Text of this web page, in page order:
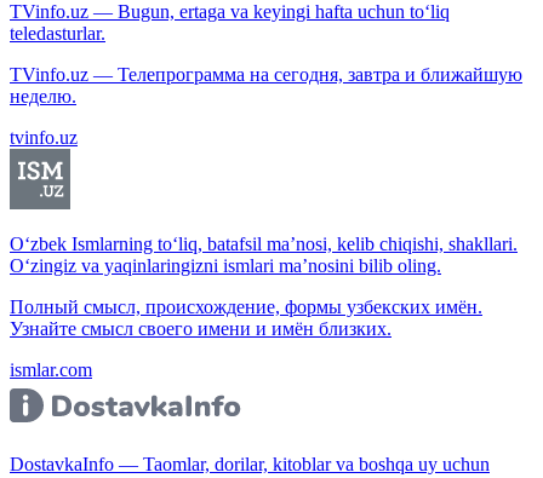
TVinfo.uz — Bugun, ertaga va keyingi hafta uchun to‘liq
teledasturlar.
TVinfo.uz — Телепрограмма на сегодня, завтра и ближайшую
неделю.
tvinfo.uz
O‘zbek Ismlarning to‘liq, batafsil ma’nosi, kelib chiqishi, shakllari.
O‘zingiz va yaqinlaringizni ismlari ma’nosini bilib oling.
Полный смысл, происхождение, формы узбекских имён.
Узнайте смысл своего имени и имён близких.
ismlar.com
DostavkaInfo — Taomlar, dorilar, kitoblar va boshqa uy uchun